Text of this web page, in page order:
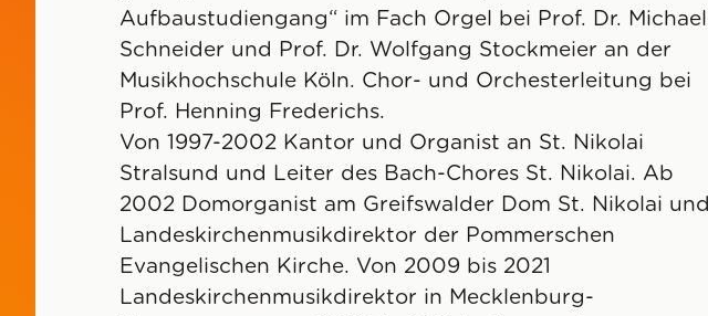
Aufbaustudiengang“ im Fach Orgel bei Prof. Dr. Michael
Schneider und Prof. Dr. Wolfgang Stockmeier an der
Musikhochschule Köln. Chor- und Orchesterleitung bei
Prof. Henning Frederichs.
Von 1997-2002 Kantor und Organist an St. Nikolai
Stralsund und Leiter des Bach-Chores St. Nikolai. Ab
2002 Domorganist am Greifswalder Dom St. Nikolai und
Landeskirchenmusikdirektor der Pommerschen
Evangelischen Kirche. Von 2009 bis 2021
Landeskirchenmusikdirektor in Mecklenburg-